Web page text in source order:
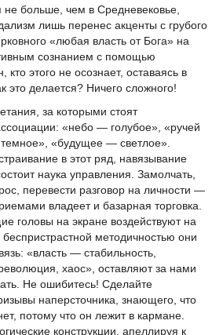
больше, чем в Средневековье,
лишь перенес акценты с грубого
«любая власть от Бога» на
сознанием с помощью
этого не осознает, оставаясь в
это делается? Ничего сложного!
за которыми стоят
«небо — голубое», «ручей
«будущее — светлое».
в этот ряд, навязывание
наука управления. Замолчать,
перевести разговор на личности —
владеет и базарная торговка.
головы на экране воздействуют на
методичностью они
«власть — стабильность,
хаос», оставляют за нами
Не ошибитесь! Сделайте
наперсточника, знающего, что
потому что он лежит в кармане.
конструкции, апеллируя к